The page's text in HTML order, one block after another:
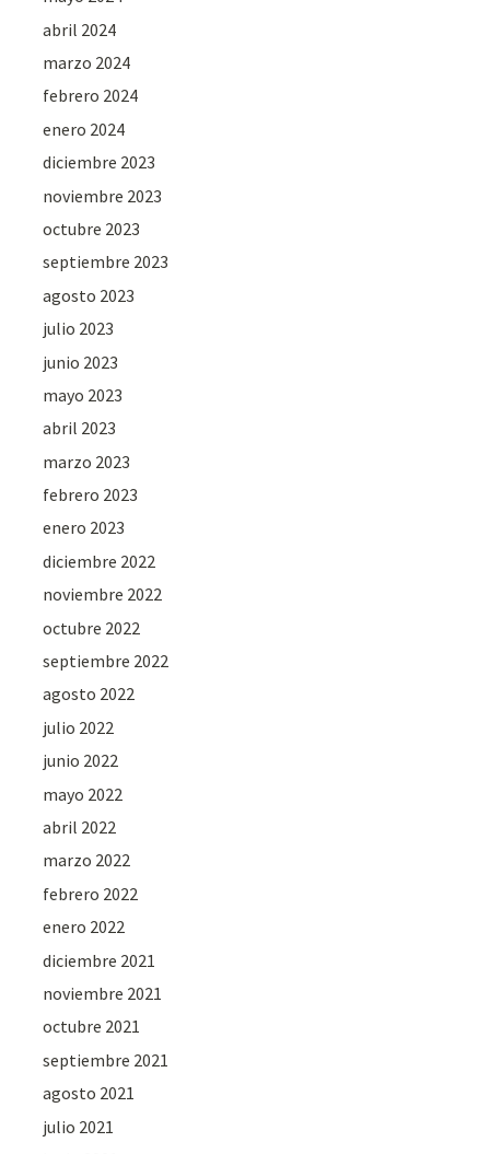
abril 2024
marzo 2024
febrero 2024
enero 2024
diciembre 2023
noviembre 2023
octubre 2023
septiembre 2023
agosto 2023
julio 2023
junio 2023
mayo 2023
abril 2023
marzo 2023
febrero 2023
enero 2023
diciembre 2022
noviembre 2022
octubre 2022
septiembre 2022
agosto 2022
julio 2022
junio 2022
mayo 2022
abril 2022
marzo 2022
febrero 2022
enero 2022
diciembre 2021
noviembre 2021
octubre 2021
septiembre 2021
agosto 2021
julio 2021